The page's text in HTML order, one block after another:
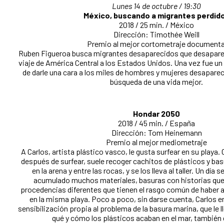
Lunes 14 de octubre / 19:30
México, buscando a migrantes
2018 / 25 min. / México
Dirección: Timothée Weill
Premio al mejor cortometraje
Ruben Figueroa busca migrantes desaparecidos que
viaje de América Central a los Estados Unidos. Una vez fue
de darle una cara a los miles de hombres y mujeres
búsqueda de una vida mejor.
Hondar 2050
2018 / 45 min. / España
Dirección: Tom Heinemann
Premio al mejor mediometraje
A Carlos, artista plástico vasco, le gusta surfear en su playa.
después de surfear, suele recoger cachitos de plásticos y
en la arena y entre las rocas, y se los lleva al taller. Un día
acumulado muchos materiales, basuras con historias
procedencias diferentes que tienen el rasgo común de haber
en la misma playa. Poco a poco, sin darse cuenta, Carlos
sensibilización propia al problema de la basura marina, que le
qué y cómo los plásticos acaban en el mar, también